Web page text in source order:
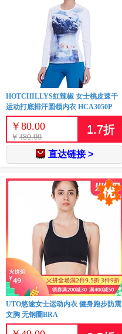
HOTCHILLYS红辣椒 女士桃皮速干
运动打底排汗圆领内衣 HCA3050P
￥ 80.00
￥ 480.00
1.7折
直达链接 >
UTO悠途女士运动内衣 健身跑步防震
文胸 无钢圈BRA